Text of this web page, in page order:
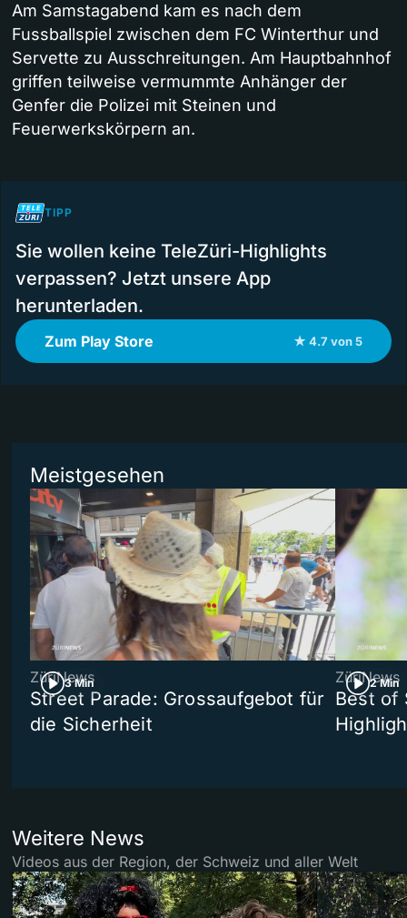
Am Samstagabend kam es nach dem
Fussballspiel zwischen dem FC Winterthur und
Servette zu Ausschreitungen. Am Hauptbahnhof
griffen teilweise vermummte Anhänger der
Genfer die Polizei mit Steinen und
Feuerwerkskörpern an.
TIPP
Sie wollen keine TeleZüri-Highlights
verpassen? Jetzt unsere App
herunterladen.
Zum Play Store ★ 4.7 von 5
Meistgesehen
3 Min
ZüriNews
Street Parade: Grossaufgebot für
die Sicherheit
2 Min
ZüriNews
Best of
Weitere News
Videos aus der Region, der Schweiz und aller Welt